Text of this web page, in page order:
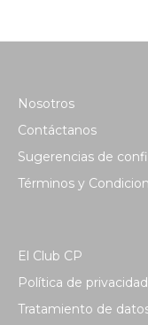
Nosotros
Contáctanos
Sugerencias de
Términos y
El Club CP
Política de privacidad
Tratamiento de